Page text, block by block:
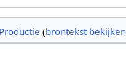
(brontekst bekijken